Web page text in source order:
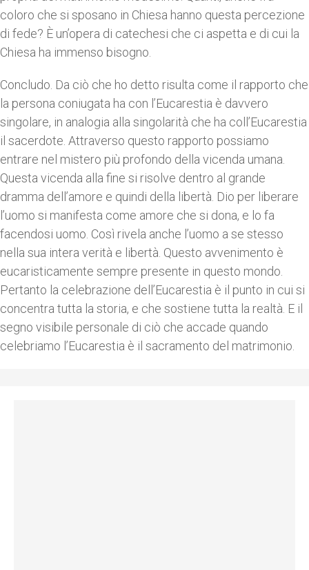
coloro che si sposano in Chiesa hanno questa percezione
di fede? È un’opera di catechesi che ci aspetta e di cui la
Chiesa ha immenso bisogno.
Concludo. Da ciò che ho detto risulta come il rapporto che
la persona coniugata ha con l’Eucarestia è davvero
singolare, in analogia alla singolarità che ha coll’Eucarestia
il sacerdote. Attraverso questo rapporto possiamo
entrare nel mistero più profondo della vicenda umana.
Questa vicenda alla fine si risolve dentro al grande
dramma dell’amore e quindi della libertà. Dio per liberare
l’uomo si manifesta come amore che si dona, e lo fa
facendosi uomo. Così rivela anche l’uomo a se stesso
nella sua intera verità e libertà. Questo avvenimento è
eucaristicamente sempre presente in questo mondo.
Pertanto la celebrazione dell’Eucarestia è il punto in cui si
concentra tutta la storia, e che sostiene tutta la realtà. E il
segno visibile personale di ciò che accade quando
celebriamo l’Eucarestia è il sacramento del matrimonio.